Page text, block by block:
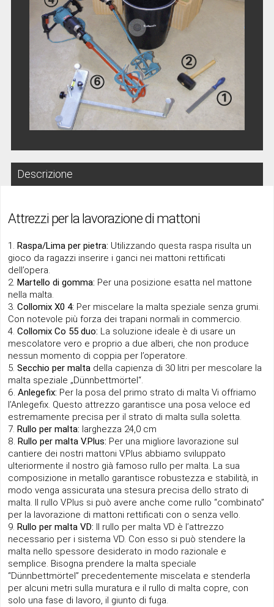
Descrizione
Attrezzi per la lavorazione di mattoni
Raspa/Lima per pietra: Utilizzando questa raspa risulta un
gioco da ragazzi inserire i ganci nei mattoni rettificati
dell’opera.
Martello di gomma: Per una posizione esatta nel mattone
nella malta.
Collomix X0 4: Per miscelare la malta speziale senza grumi.
Con notevole più forza dei trapani normali in commercio.
Collomix Co 55 duo: La soluzione ideale è di usare un
mescolatore vero e proprio a due alberi, che non produce
nessun momento di coppia per l’operatore.
Secchio per maltadella capienza di 30 litri per mescolare la
malta speziale „Dünnbettmörtel“.
Anlegefix: Per la posa del primo strato di malta Vi offriamo
l’Anlegefix. Questo attrezzo garantisce una posa veloce ed
estremamente precisa per il strato di malta sulla soletta.
Rullo per malta: larghezza 24,0 cm
Rullo per malta V.Plus: Per una migliore lavorazione sul
cantiere dei nostri mattoni V.Plus abbiamo sviluppato
ulteriormente il nostro già famoso rullo per malta. La sua
composizione in metallo garantisce robustezza e stabilità, in
modo venga assicurata una stesura precisa dello strato di
malta. Il rullo V.Plus si può avere anche come rullo “combinato”
per la lavorazione di mattoni rettificati con o senza vello.
Rullo per malta VD: Il rullo per malta VD è l’attrezzo
necessario per i sistema VD. Con esso si può stendere la
malta nello spessore desiderato in modo razionale e
semplice. Bisogna prendere la malta speciale
“Dünnbettmörtel” precedentemente miscelata e stenderla
per alcuni metri sulla muratura e il rullo di malta copre, con
solo una fase di lavoro, il giunto di fuga.